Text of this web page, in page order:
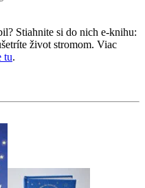
Stiahnite si do nich e-knihu:
život stromom. Viac
tu.